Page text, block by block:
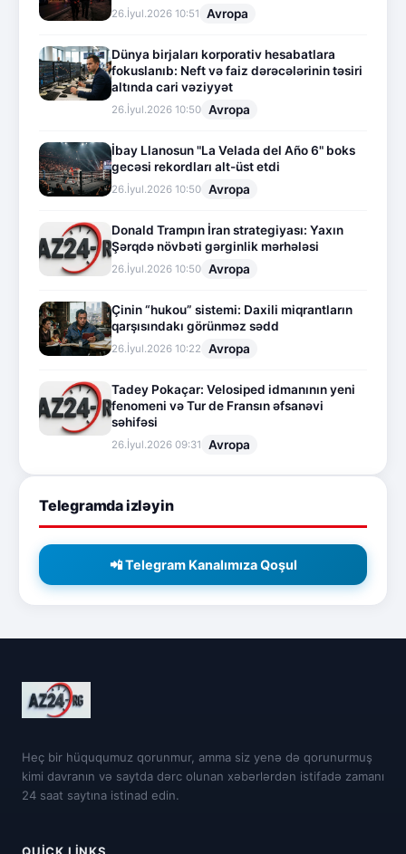
26.İyul.2026 10:51 Avropa
Dünya birjaları korporativ hesabatlara
fokuslanıb: Neft və faiz dərəcələrinin təsiri
altında cari vəziyyət
26.İyul.2026 10:50 Avropa
İbay Llanosun "La Velada del Año 6" boks
gecəsi rekordları alt-üst etdi
26.İyul.2026 10:50 Avropa
Donald Trampın İran strategiyası: Yaxın
Şərqdə növbəti gərginlik mərhələsi
26.İyul.2026 10:50 Avropa
Çinin “hukou” sistemi: Daxili miqrantların
qarşısındakı görünməz sədd
26.İyul.2026 10:22 Avropa
Tadey Pokaçar: Velosiped idmanının yeni
fenomeni və Tur de Fransın əfsanəvi
səhifəsi
26.İyul.2026 09:31 Avropa
Telegramda izləyin
📲 Telegram Kanalımıza Qoşul
Heç bir hüququmuz qorunmur, amma siz yenə də qorunurmuş
kimi davranın və saytda dərc olunan xəbərlərdən istifadə zamanı
24 saat saytına istinad edin.